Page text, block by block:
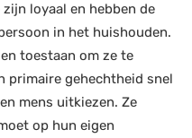
loyaal en hebben de
in het huishouden.
toestaan ​​om ze te
primaire gehechtheid snel
mens uitkiezen. Ze
op hun eigen